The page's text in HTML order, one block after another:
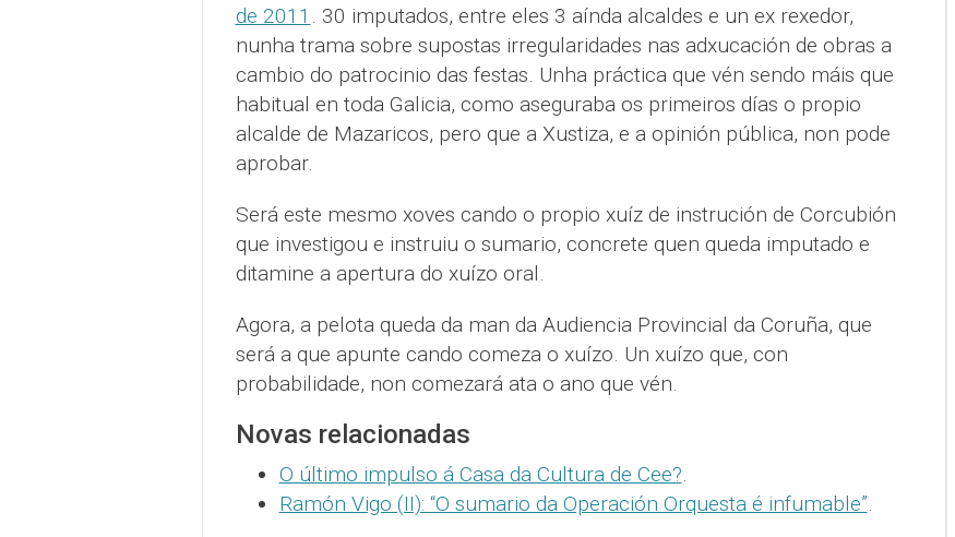
de 2011 . 30 imputados, entre eles 3 aínda alcaldes e un ex rexedor,
nunha trama sobre supostas irregularidades nas adxucación de obras a
cambio do patrocinio das festas. Unha práctica que vén sendo máis que
habitual en toda Galicia, como aseguraba os primeiros días o propio
alcalde de Mazaricos, pero que a Xustiza, e a opinión pública, non pode
aprobar.
Será este mesmo xoves cando o propio xuíz de instrución de Corcubión
que investigou e instruiu o sumario, concrete quen queda imputado e
ditamine a apertura do xuízo oral.
Agora, a pelota queda da man da Audiencia Provincial da Coruña, que
será a que apunte cando comeza o xuízo. Un xuízo que, con
probabilidade, non comezará ata o ano que vén.
Novas relacionadas
O último impulso á Casa da Cultura de Cee?.
Ramón Vigo (II): “O sumario da Operación Orquesta é infumable”.